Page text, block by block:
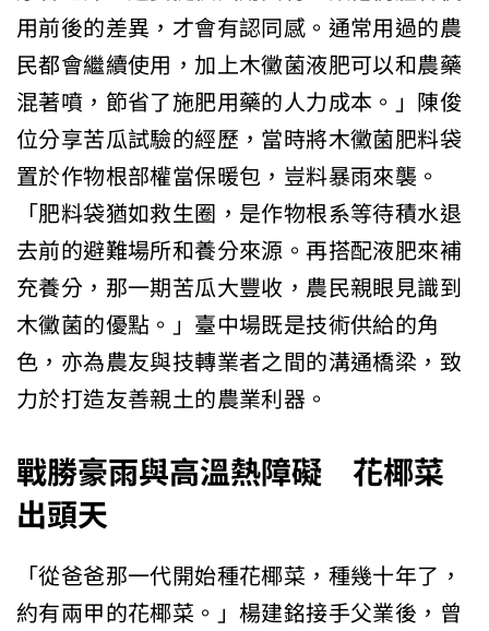
用前後的差異，才會有認同感。通常用過的農
民都會繼續使用，加上木黴菌液肥可以和農藥
混著噴，節省了施肥用藥的人力成本。」陳俊
位分享苦瓜試驗的經歷，當時將木黴菌肥料袋
置於作物根部權當保暖包，豈料暴雨來襲。
「肥料袋猶如救生圈，是作物根系等待積水退
去前的避難場所和養分來源。再搭配液肥來補
充養分，那一期苦瓜大豐收，農民親眼見識到
木黴菌的優點。」臺中場既是技術供給的角
色，亦為農友與技轉業者之間的溝通橋梁，致
力於打造友善親土的農業利器。
戰勝豪雨與高溫熱障礙 花椰菜
出頭天
「從爸爸那一代開始種花椰菜，種幾十年了，
約有兩甲的花椰菜。」楊建銘接手父業後，曾